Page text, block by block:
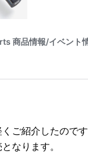
ご紹介したので
なります。